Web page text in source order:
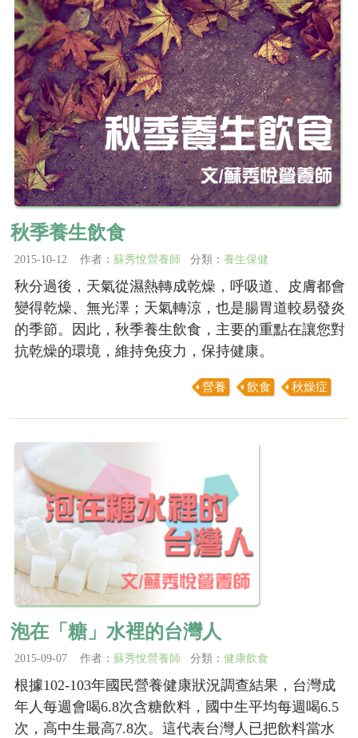
秋季養生飲食
2015-10-12 作者： 蘇秀悅營養師 分類： 養生保健
秋分過後，天氣從濕熱轉成乾燥，呼吸道、皮膚都會
變得乾燥、無光澤；天氣轉涼，也是腸胃道較易發炎
的季節。因此，秋季養生飲食，主要的重點在讓您對
抗乾燥的環境，維持免疫力，保持健康。
營養 飲食 秋燥症
泡在「糖」水裡的台灣人
2015-09-07 作者： 蘇秀悅營養師 分類： 健康飲食
根據102-103年國民營養健康狀況調查結果，台灣成
年人每週會喝6.8次含糖飲料，國中生平均每週喝6.5
次，高中生最高7.8次。這代表台灣人已把飲料當水